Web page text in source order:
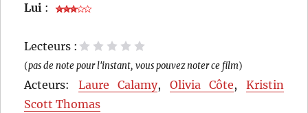
Lui :
Lecteurs :
5 étoiles
4 étoiles
3 étoiles
2 étoiles
1 étoile
(pas de note pour l'instant, vous pouvez noter ce film)
Acteurs: Laure Calamy, Olivia Côte, Kristin
Scott Thomas